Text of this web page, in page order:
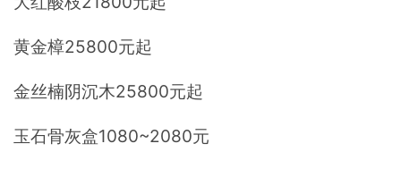
黄金樟25800元起
金丝楠阴沉木25800元起
玉石骨灰盒1080~2080元